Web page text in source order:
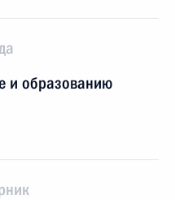
и образованию